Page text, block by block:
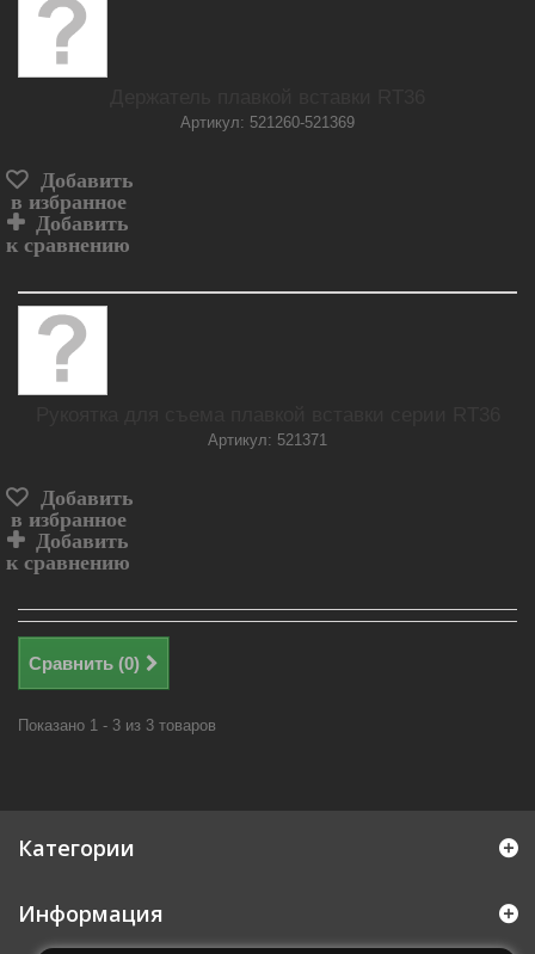
Артикул: 521260-521369
Добавить
в избранное
Добавить
к сравнению
Артикул: 521371
Добавить
в избранное
Добавить
к сравнению
Сравнить (0)
Показано 1 - 3 из 3 товаров
Категории
Информация